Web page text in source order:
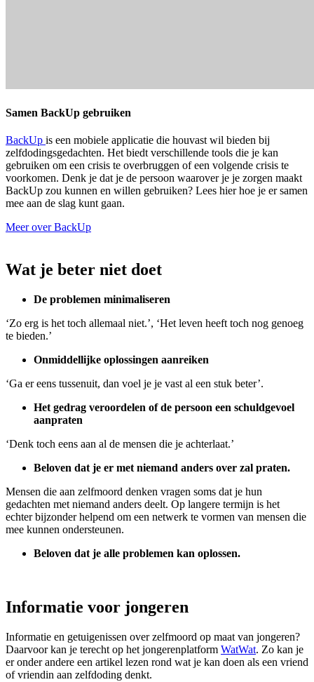
Samen BackUp gebruiken
BackUp is een mobiele applicatie die houvast wil bieden bij
zelfdodingsgedachten. Het biedt verschillende tools die je kan
gebruiken om een crisis te overbruggen of een volgende crisis te
voorkomen. Denk je dat je de persoon waarover je je zorgen maakt
BackUp zou kunnen en willen gebruiken? Lees hier hoe je er samen
mee aan de slag kunt gaan.
Meer over BackUp
Wat je beter niet doet
De problemen minimaliseren
‘Zo erg is het toch allemaal niet.’, ‘Het leven heeft toch nog genoeg
te bieden.’
Onmiddellijke oplossingen aanreiken
‘Ga er eens tussenuit, dan voel je je vast al een stuk beter’.
Het gedrag veroordelen of de persoon een schuldgevoel
aanpraten
‘Denk toch eens aan al de mensen die je achterlaat.’
Beloven dat je er met niemand anders over zal praten.
Mensen die aan zelfmoord denken vragen soms dat je hun
gedachten met niemand anders deelt. Op langere termijn is het
echter bijzonder helpend om een netwerk te vormen van mensen die
mee kunnen ondersteunen.
Beloven dat je alle problemen kan oplossen.
Informatie voor jongeren
Informatie en getuigenissen over zelfmoord op maat van jongeren?
Daarvoor kan je terecht op het jongerenplatform WatWat. Zo kan je
er onder andere een artikel lezen rond wat je kan doen als een vriend
of vriendin aan zelfdoding denkt.